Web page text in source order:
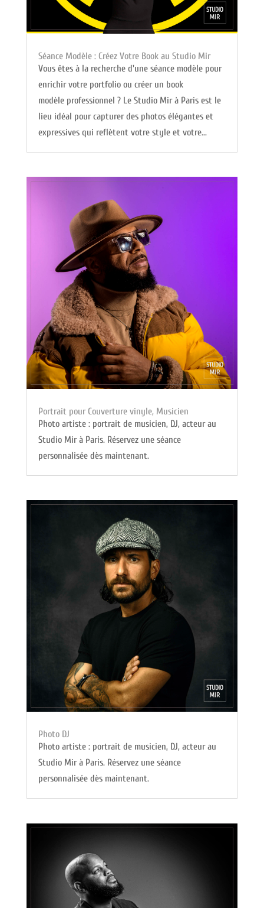
Séance Modèle : Créez Votre Book au Studio Mir
Vous êtes à la recherche d'une séance modèle pour
enrichir votre portfolio ou créer un book
modèle professionnel ? Le Studio Mir à Paris est le
lieu idéal pour capturer des photos élégantes et
expressives qui reflètent votre style et votre...
Portrait pour Couverture vinyle, Musicien
Photo artiste : portrait de musicien, DJ, acteur au
Studio Mir à Paris. Réservez une séance
personnalisée dès maintenant.
Photo DJ
Photo artiste : portrait de musicien, DJ, acteur au
Studio Mir à Paris. Réservez une séance
personnalisée dès maintenant.